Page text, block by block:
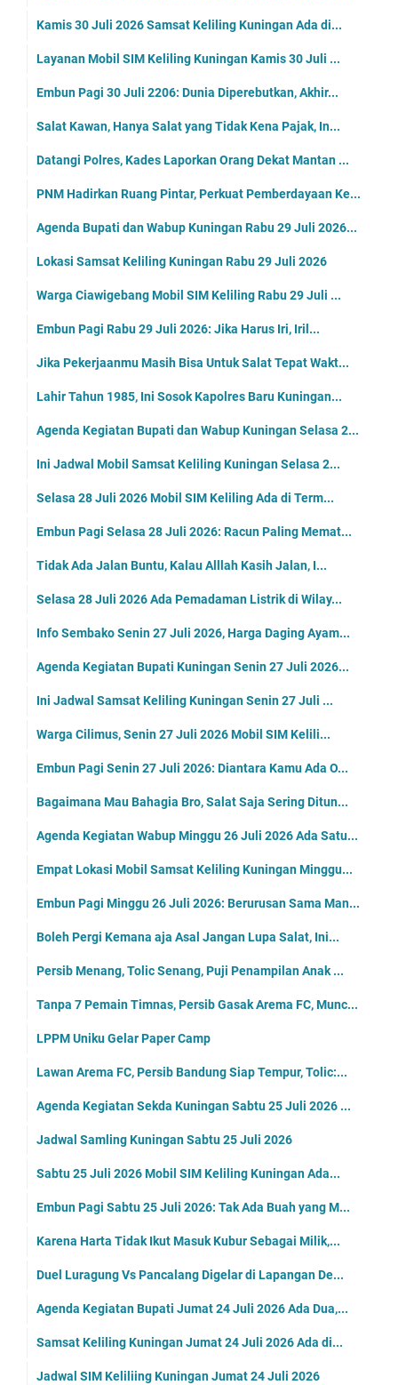
Kamis 30 Juli 2026 Samsat Keliling Kuningan Ada di...
Layanan Mobil SIM Keliling Kuningan Kamis 30 Juli ...
Embun Pagi 30 Juli 2206: Dunia Diperebutkan, Akhir...
Salat Kawan, Hanya Salat yang Tidak Kena Pajak, In...
Datangi Polres, Kades Laporkan Orang Dekat Mantan ...
PNM Hadirkan Ruang Pintar, Perkuat Pemberdayaan Ke...
Agenda Bupati dan Wabup Kuningan Rabu 29 Juli 2026...
Lokasi Samsat Keliling Kuningan Rabu 29 Juli 2026
Warga Ciawigebang Mobil SIM Keliling Rabu 29 Juli ...
Embun Pagi Rabu 29 Juli 2026: Jika Harus Iri, Iril...
Jika Pekerjaanmu Masih Bisa Untuk Salat Tepat Wakt...
Lahir Tahun 1985, Ini Sosok Kapolres Baru Kuningan...
Agenda Kegiatan Bupati dan Wabup Kuningan Selasa 2...
Ini Jadwal Mobil Samsat Keliling Kuningan Selasa 2...
Selasa 28 Juli 2026 Mobil SIM Keliling Ada di Term...
Embun Pagi Selasa 28 Juli 2026: Racun Paling Memat...
Tidak Ada Jalan Buntu, Kalau Alllah Kasih Jalan, I...
Selasa 28 Juli 2026 Ada Pemadaman Listrik di Wilay...
Info Sembako Senin 27 Juli 2026, Harga Daging Ayam...
Agenda Kegiatan Bupati Kuningan Senin 27 Juli 2026...
Ini Jadwal Samsat Keliling Kuningan Senin 27 Juli ...
Warga Cilimus, Senin 27 Juli 2026 Mobil SIM Kelili...
Embun Pagi Senin 27 Juli 2026: Diantara Kamu Ada O...
Bagaimana Mau Bahagia Bro, Salat Saja Sering Ditun...
Agenda Kegiatan Wabup Minggu 26 Juli 2026 Ada Satu...
Empat Lokasi Mobil Samsat Keliling Kuningan Minggu...
Embun Pagi Minggu 26 Juli 2026: Berurusan Sama Man...
Boleh Pergi Kemana aja Asal Jangan Lupa Salat, Ini...
Persib Menang, Tolic Senang, Puji Penampilan Anak ...
Tanpa 7 Pemain Timnas, Persib Gasak Arema FC, Munc...
LPPM Uniku Gelar Paper Camp
Lawan Arema FC, Persib Bandung Siap Tempur, Tolic:...
Agenda Kegiatan Sekda Kuningan Sabtu 25 Juli 2026 ...
Jadwal Samling Kuningan Sabtu 25 Juli 2026
Sabtu 25 Juli 2026 Mobil SIM Keliling Kuningan Ada...
Embun Pagi Sabtu 25 Juli 2026: Tak Ada Buah yang M...
Karena Harta Tidak Ikut Masuk Kubur Sebagai Milik,...
Duel Luragung Vs Pancalang Digelar di Lapangan De...
Agenda Kegiatan Bupati Jumat 24 Juli 2026 Ada Dua,...
Samsat Keliling Kuningan Jumat 24 Juli 2026 Ada di...
Jadwal SIM Keliliing Kuningan Jumat 24 Juli 2026